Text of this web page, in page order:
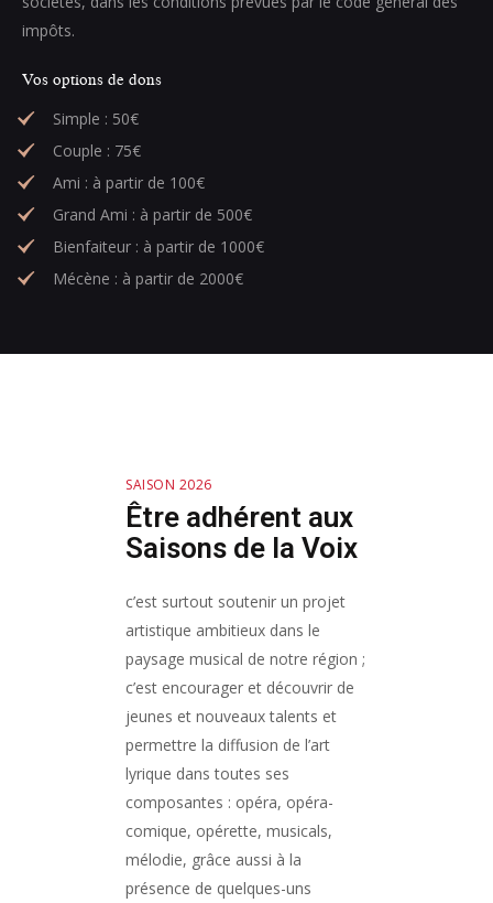
impôts.
Vos options de dons
Simple : 50€
Couple : 75€
Ami : à partir de 100€
Grand Ami : à partir de 500€
Bienfaiteur : à partir de 1000€
Mécène : à partir de 2000€
SAISON 2026
Être adhérent aux
Saisons de la Voix
c’est surtout soutenir un projet
artistique ambitieux dans le
paysage musical de notre région ;
c’est encourager et découvrir de
jeunes et nouveaux talents et
permettre la diffusion de l’art
lyrique dans toutes ses
composantes : opéra, opéra-
comique, opérette, musicals,
mélodie, grâce aussi à la
présence de quelques-uns